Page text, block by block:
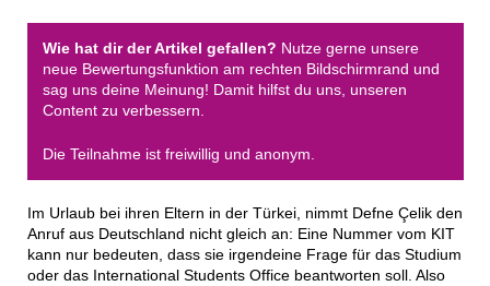
Wie hat dir der Artikel gefallen? Nutze gerne unsere
neue Bewertungsfunktion am rechten Bildschirmrand und
sag uns deine Meinung! Damit hilfst du uns, unseren
Content zu verbessern.
Die Teilnahme ist freiwillig und anonym.
Im Urlaub bei ihren Eltern in der Türkei, nimmt Defne Çelik den
Anruf aus Deutschland nicht gleich an: Eine Nummer vom KIT
kann nur bedeuten, dass sie irgendeine Frage für das Studium
oder das International Students Office beantworten soll. Also